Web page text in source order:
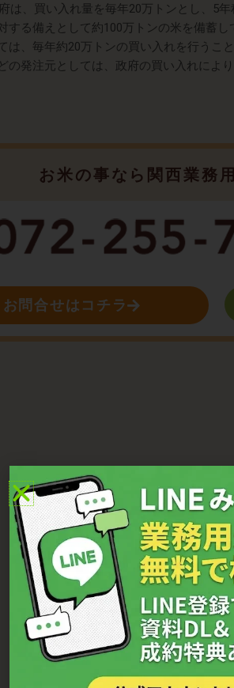
は、買い入れ量を毎年20万トンとし、5
する備えとして約100万トンの米を備蓄し
は、毎年約20万トンの買い入れを行うこ
の発注元としては、政府の買い入れによ
お米の事なら関西業務
お問合せはコチラ